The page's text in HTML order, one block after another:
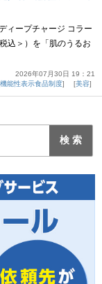
ィープチャージ コラー
込＞）を「肌のうるお
2026年07月30日 19：21
機能性表示食品制度 美容